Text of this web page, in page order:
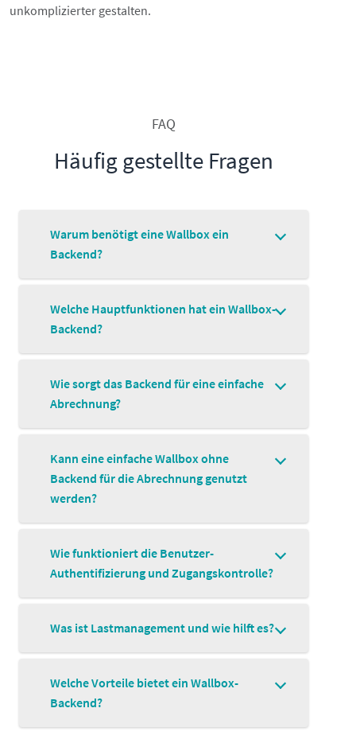
unkomplizierter gestalten.
FAQ
Häufig gestellte Fragen
Warum benötigt eine Wallbox ein
Backend?
Welche Hauptfunktionen hat ein Wallbox-
Backend?
Wie sorgt das Backend für eine einfache
Abrechnung?
Kann eine einfache Wallbox ohne
Backend für die Abrechnung genutzt
werden?
Wie funktioniert die Benutzer-
Authentifizierung und Zugangskontrolle?
Was ist Lastmanagement und wie hilft es?
Welche Vorteile bietet ein Wallbox-
Backend?